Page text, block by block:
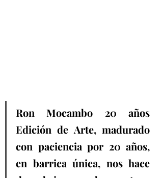
Ron Mocambo 20 años
Edición de Arte, madurado
con paciencia por 20 años,
en barrica única, nos hace